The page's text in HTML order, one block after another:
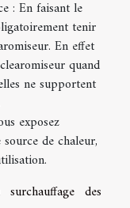
: En faisant le
tenir
En effet
quand
ne supportent
exposez
de chaleur,
des